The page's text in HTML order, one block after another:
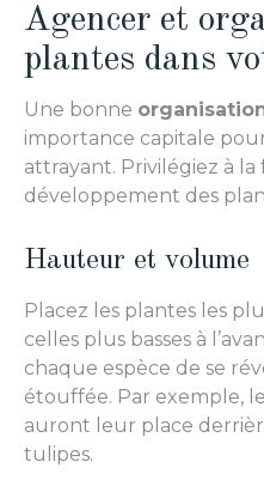
Agencer et
plantes dans
Une bonne
importance capitale
attrayant. Privilégiez à
développement des
Hauteur et volume
Placez les plantes les
celles plus basses à
chaque espèce de se
étouffée. Par exemple,
auront leur place
tulipes.